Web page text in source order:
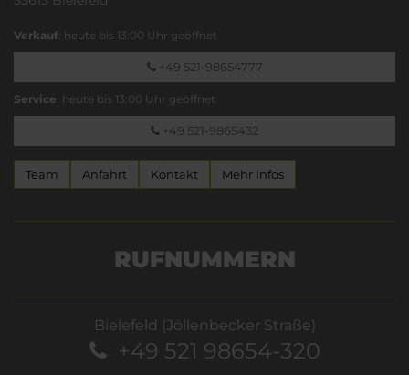
Verkauf: heute bis 13:00 Uhr geöffnet
+49 521-98654777
Service: heute bis 13:00 Uhr geöffnet
+49 521-9865432
Team Anfahrt Kontakt Mehr Infos
RUFNUMMERN
Bielefeld (Jöllenbecker Straße)
+49 521 98654-320